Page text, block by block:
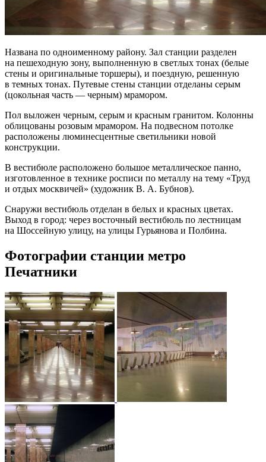
Названа по одноименному району. Зал станции разделен
на пешеходную зону, выполненную в светлых тонах (белые
стены и оригинальные торшеры), и поездную, решенную
в темных тонах. Путевые стены станции отделаны серым
(цокольная часть — черным) мрамором.
Пол выложен черным, серым и красным гранитом. Колонны
облицованы розовым мрамором. На подвесном потолке
расположены люминесцентные светильники новой
конструкции.
В вестибюле расположено большое металлическое панно,
изготовленное в технике росписи по металлу на тему «Труд
и отдых москвичей» (художник В. А. Бубнов).
Снаружи вестибюль отделан в белых и красных цветах.
Выход в город: через восточный вестибюль по лестницам
на Шоссейную улицу, на улицы Гурьянова и Полбина.
Фотографии станции метро
Печатники